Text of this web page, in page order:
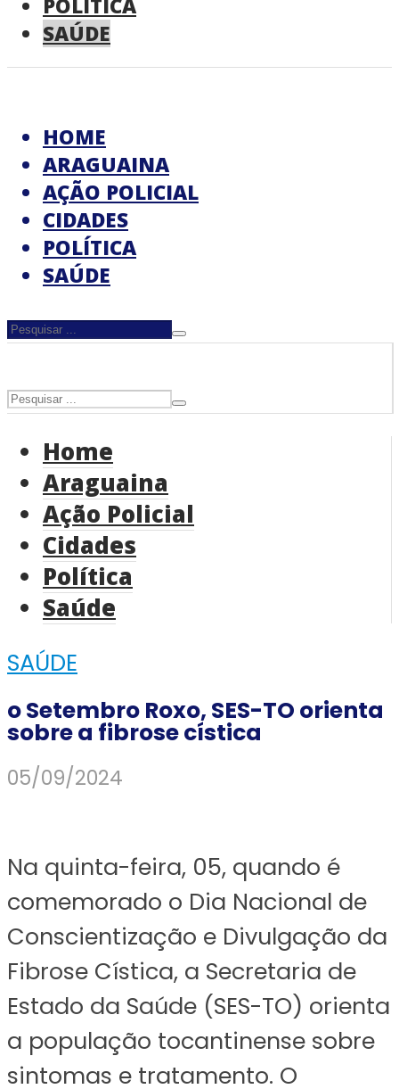
POLÍTICA
SAÚDE
HOME
ARAGUAINA
AÇÃO POLICIAL
CIDADES
POLÍTICA
SAÚDE
Home
Araguaina
Ação Policial
Cidades
Política
Saúde
SAÚDE
o Setembro Roxo, SES-TO orienta
sobre a fibrose cística
05/09/2024
Na quinta-feira, 05, quando é
comemorado o Dia Nacional de
Conscientização e Divulgação da
Fibrose Cística, a Secretaria de
Estado da Saúde (SES-TO) orienta
a população tocantinense sobre
sintomas e tratamento. O